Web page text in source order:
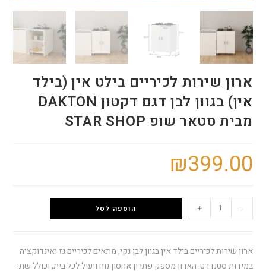
ארון שירות לכיריים בילט אין (בילד
אין) בגוון לבן דגם דקטון DAKTON
מבית סטאר שופ STAR SHOP
₪399.00
-
+ הוספה לסל
ארון שירות לכיריים בילד אין בגוון לבן נקי, מתאים לכיריים גז ואינדוקציה
במידות סטנדרט. הארון מספק פתרון אחסון נוח ויעיל לכל בית, וכולל שתי